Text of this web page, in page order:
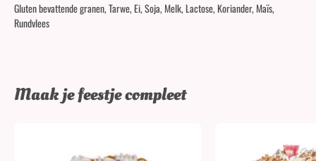
Gluten bevattende granen, Tarwe, Ei, Soja, Melk, Lactose, Koriander, Maïs,
Rundvlees
Maak je feestje compleet